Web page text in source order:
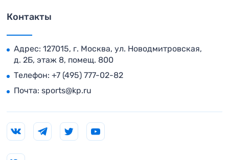
Контакты
Адрес: 127015, г. Москва, ул. Новодмитровская,
д. 2Б, этаж 8, помещ. 800
Телефон: +7 (495) 777-02-82
Почта: sports@kp.ru